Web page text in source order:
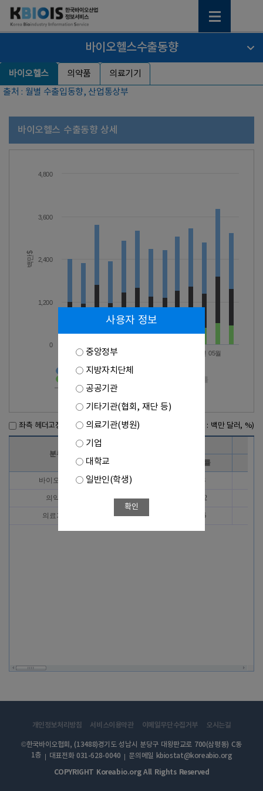
바이오헬스수출동향
바이오헬스 의약품
의료기기
출처 : 월별 수출입동향, 산업통상부
바이오헬스 수출동향 상세
백만$
바이오헬스>수출액
의약품>증감률
2025년 09월 2026년 05월
0
1,200
2,400
3,600
4,800
좌측 헤더고정 (단위 : 백만 달러, %)
분류
증감률
바이오헬스 1,207 -1.8
의약품 696 -10.2
의료기기 511 14.6
사용자 정보
중앙정부
지방자치단체
공공기관
기타기관(협회, 재단 등)
의료기관(병원)
기업
대학교
일반인(학생)
확인
개인정보처리방침 서비스이용약관 이메일무단수집거부 오시는길
©한국바이오협회, (13488)경기도 성남시 분당구 대왕판교로 700(삼평동) C동
1층
대표전화 031-628-0040
문의메일 kbiostat@koreabio.org
COPYRIGHT Koreabio.org All Rights Reserved